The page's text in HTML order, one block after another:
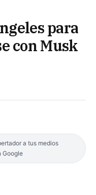
para
con Musk
a tus medios
Google